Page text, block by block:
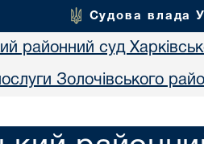
Судова влада
районний суд
Золочівського